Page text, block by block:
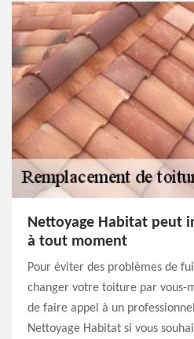
Nettoyage Habitat peut
à tout moment
Pour éviter des problèmes de
changer votre toiture par vous-
de faire appel à un
Nettoyage Habitat si vous